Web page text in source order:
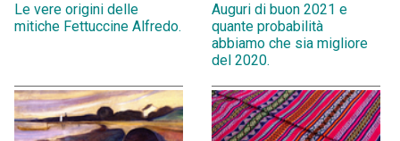
Le vere origini delle
mitiche Fettuccine Alfredo.
Auguri di buon 2021 e
quante probabilità
abbiamo che sia migliore
del 2020.